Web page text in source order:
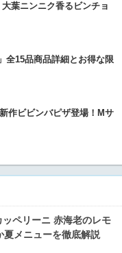
葉ニンニク香るビンチョ
全15品商品詳細とお得な限
作ビビンバピザ登場！Mサ
ペリーニ 赤海老のレモ
夏メニューを徹底解説